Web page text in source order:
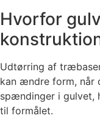
Hvorfor
Udtørring af
kan ændre form, når
spændinger i gulvet,
til formålet.